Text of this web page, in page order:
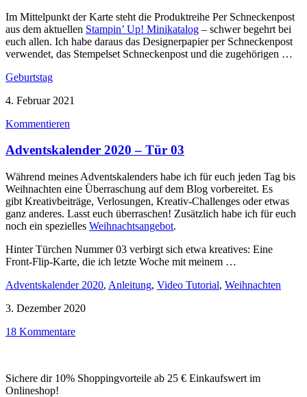
Im Mittelpunkt der Karte steht die Produktreihe Per Schneckenpost
aus dem aktuellen Stampin’ Up! Minikatalog – schwer begehrt bei
euch allen. Ich habe daraus das Designerpapier per Schneckenpost
verwendet, das Stempelset Schneckenpost und die zugehörigen …
Geburtstag
4. Februar 2021
Kommentieren
Adventskalender 2020 – Tür 03
Während meines Adventskalenders habe ich für euch jeden Tag bis
Weihnachten eine Überraschung auf dem Blog vorbereitet. Es
gibt Kreativbeiträge, Verlosungen, Kreativ-Challenges oder etwas
ganz anderes. Lasst euch überraschen! Zusätzlich habe ich für euch
noch ein spezielles Weihnachtsangebot.
Hinter Türchen Nummer 03 verbirgt sich etwa kreatives: Eine
Front-Flip-Karte, die ich letzte Woche mit meinem …
Adventskalender 2020, Anleitung, Video Tutorial, Weihnachten
3. Dezember 2020
18 Kommentare
Sichere dir 10% Shoppingvorteile ab 25 € Einkaufswert im
Onlineshop!